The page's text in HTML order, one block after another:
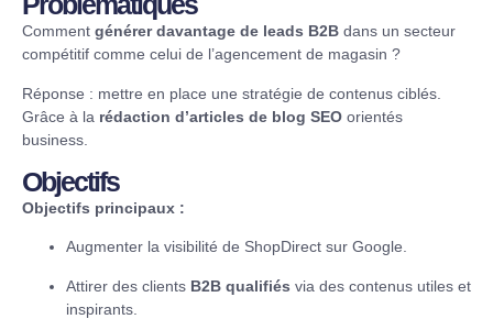
Comment générer davantage de leads B2B dans un secteur
compétitif comme celui de l’agencement de magasin ?
Réponse : mettre en place une stratégie de contenus ciblés.
Grâce à la rédaction d’articles de blog SEO orientés
business.
Objectifs
Objectifs principaux :
Augmenter la visibilité de ShopDirect sur Google.
Attirer des clients B2B qualifiés via des contenus utiles et
inspirants.